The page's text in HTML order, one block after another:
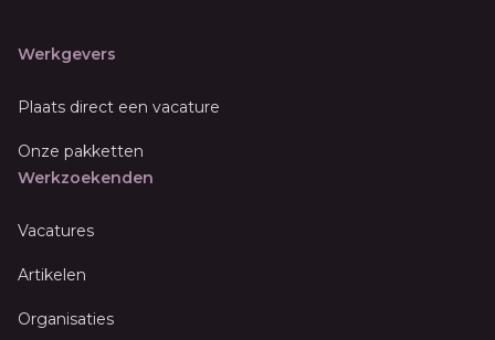
Werkgevers
Plaats direct een vacature
Onze pakketten
Werkzoekenden
Vacatures
Artikelen
Organisaties